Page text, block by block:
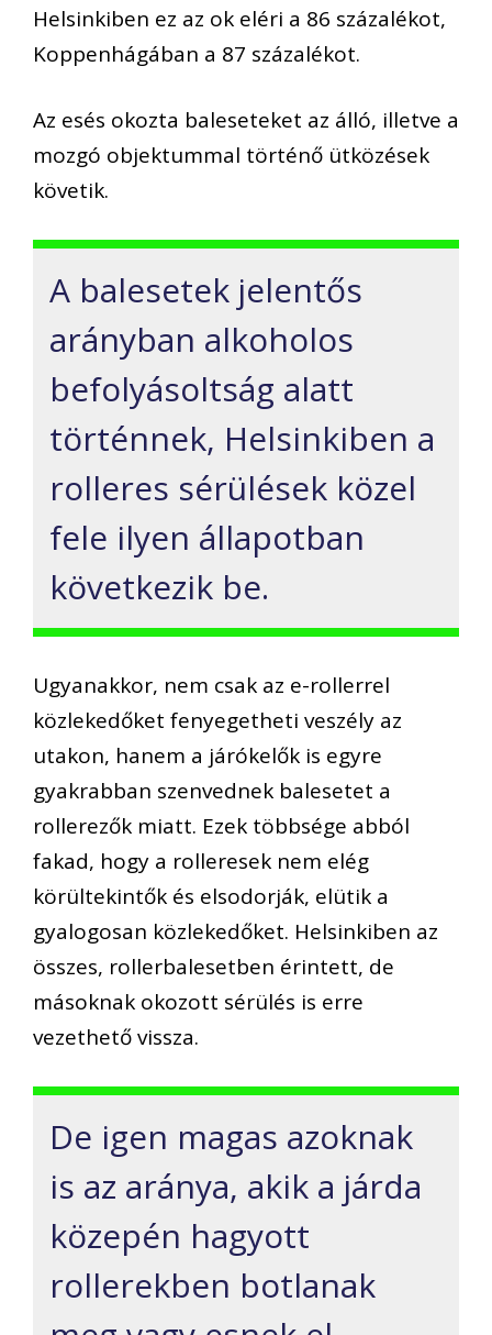
Helsinkiben ez az ok eléri a 86 százalékot,
Koppenhágában a 87 százalékot.
Az esés okozta baleseteket az álló, illetve a
mozgó objektummal történő ütközések
követik.
A balesetek jelentős
arányban alkoholos
befolyásoltság alatt
történnek, Helsinkiben a
rolleres sérülések közel
fele ilyen állapotban
következik be.
Ugyanakkor, nem csak az e-rollerrel
közlekedőket fenyegetheti veszély az
utakon, hanem a járókelők is egyre
gyakrabban szenvednek balesetet a
rollerezők miatt. Ezek többsége abból
fakad, hogy a rolleresek nem elég
körültekintők és elsodorják, elütik a
gyalogosan közlekedőket. Helsinkiben az
összes, rollerbalesetben érintett, de
másoknak okozott sérülés is erre
vezethető vissza.
De igen magas azoknak
is az aránya, akik a járda
közepén hagyott
rollerekben botlanak